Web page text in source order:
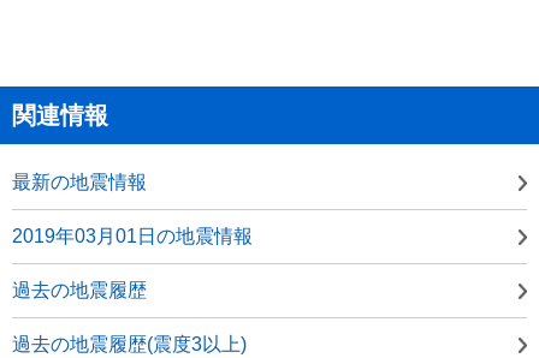
関連情報
最新の地震情報
2019年03月01日の地震情報
過去の地震履歴
過去の地震履歴(震度3以上)